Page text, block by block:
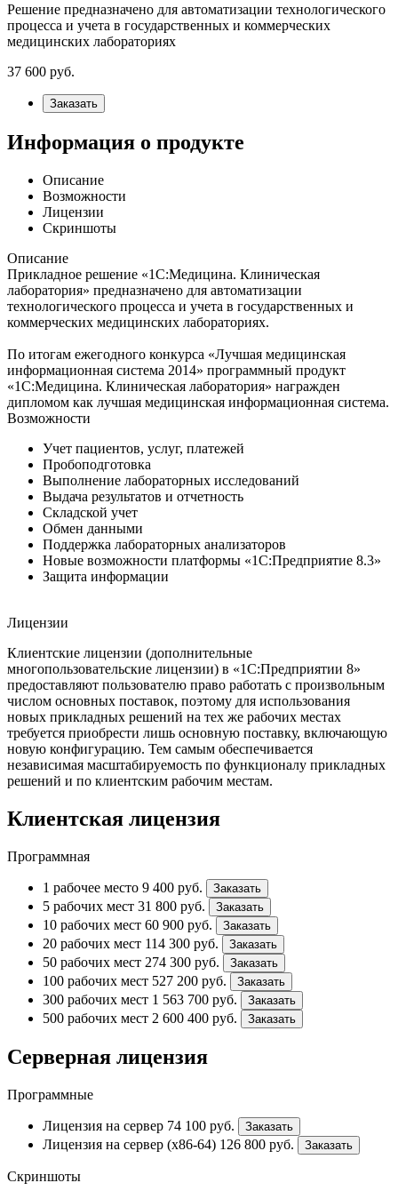
Решение предназначено для автоматизации технологического
процесса и учета в государственных и коммерческих
медицинских лабораториях
37 600 руб.
Заказать
Информация о продукте
Описание
Возможности
Лицензии
Скриншоты
Описание
Прикладное решение «1С:Медицина. Клиническая
лаборатория» предназначено для автоматизации
технологического процесса и учета в государственных и
коммерческих медицинских лабораториях.
По итогам ежегодного конкурса «Лучшая медицинская
информационная система 2014» программный продукт
«1С:Медицина. Клиническая лаборатория» награжден
дипломом как лучшая медицинская информационная система.
Возможности
Учет пациентов, услуг, платежей
Пробоподготовка
Выполнение лабораторных исследований
Выдача результатов и отчетность
Складской учет
Обмен данными
Поддержка лабораторных анализаторов
Новые возможности платформы «1С:Предприятие 8.3»
Защита информации
Лицензии
Клиентские лицензии (дополнительные
многопользовательские лицензии) в «1С:Предприятии 8»
предоставляют пользователю право работать с произвольным
числом основных поставок, поэтому для использования
новых прикладных решений на тех же рабочих местах
требуется приобрести лишь основную поставку, включающую
новую конфигурацию. Тем самым обеспечивается
независимая масштабируемость по функционалу прикладных
решений и по клиентским рабочим местам.
Клиентская лицензия
Программная
1 рабочее место 9 400 руб. Заказать
5 рабочих мест 31 800 руб. Заказать
10 рабочих мест 60 900 руб. Заказать
20 рабочих мест 114 300 руб. Заказать
50 рабочих мест 274 300 руб. Заказать
100 рабочих мест 527 200 руб. Заказать
300 рабочих мест 1 563 700 руб. Заказать
500 рабочих мест 2 600 400 руб. Заказать
Серверная лицензия
Программные
Лицензия на сервер 74 100 руб. Заказать
Лицензия на сервер (x86-64) 126 800 руб. Заказать
Скриншоты